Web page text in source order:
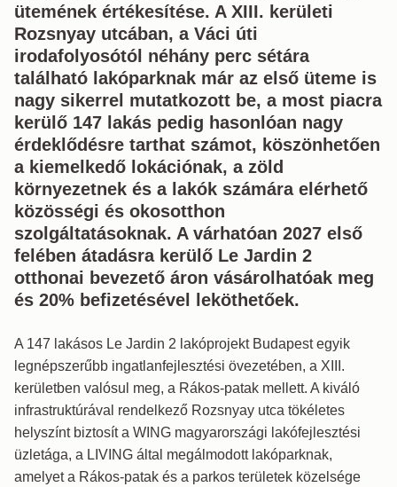
ütemének értékesítése. A XIII. kerületi
Rozsnyay utcában, a Váci úti
irodafolyosótól néhány perc sétára
található lakóparknak már az első üteme is
nagy sikerrel mutatkozott be, a most piacra
kerülő 147 lakás pedig hasonlóan nagy
érdeklődésre tarthat számot, köszönhetően
a kiemelkedő lokációnak, a zöld
környezetnek és a lakók számára elérhető
közösségi és okosotthon
szolgáltatásoknak. A várhatóan 2027 első
felében átadásra kerülő Le Jardin 2
otthonai bevezető áron vásárolhatóak meg
és 20% befizetésével leköthetőek.
A 147 lakásos Le Jardin 2 lakóprojekt Budapest egyik
legnépszerűbb ingatlanfejlesztési övezetében, a XIII.
kerületben valósul meg, a Rákos-patak mellett. A kiváló
infrastruktúrával rendelkező Rozsnyay utca tökéletes
helyszínt biztosít a WING magyarországi lakófejlesztési
üzletága, a LIVING által megálmodott lakóparknak,
amelyet a Rákos-patak és a parkos területek közelsége